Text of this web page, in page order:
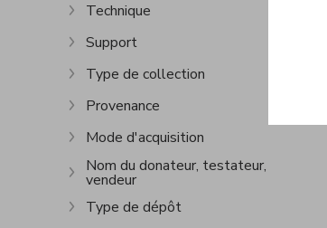
Afficher plus
Technique
Afficher plus
Support
Afficher plus
Type de collection
Afficher plus
Provenance
Afficher plus
Mode d'acquisition
Afficher plus
Nom du donateur, testateur,
vendeur
Afficher plus
Type de dépôt